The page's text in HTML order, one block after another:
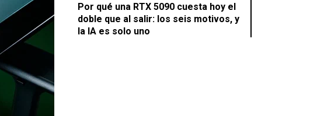
Por qué una RTX 5090 cuesta hoy el
doble que al salir: los seis motivos, y
la IA es solo uno